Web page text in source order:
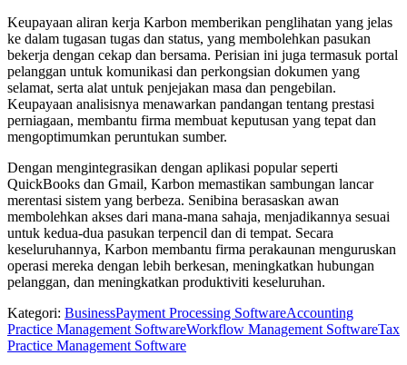
Keupayaan aliran kerja Karbon memberikan penglihatan yang jelas
ke dalam tugasan tugas dan status, yang membolehkan pasukan
bekerja dengan cekap dan bersama. Perisian ini juga termasuk portal
pelanggan untuk komunikasi dan perkongsian dokumen yang
selamat, serta alat untuk penjejakan masa dan pengebilan.
Keupayaan analisisnya menawarkan pandangan tentang prestasi
perniagaan, membantu firma membuat keputusan yang tepat dan
mengoptimumkan peruntukan sumber.
Dengan mengintegrasikan dengan aplikasi popular seperti
QuickBooks dan Gmail, Karbon memastikan sambungan lancar
merentasi sistem yang berbeza. Senibina berasaskan awan
membolehkan akses dari mana-mana sahaja, menjadikannya sesuai
untuk kedua-dua pasukan terpencil dan di tempat. Secara
keseluruhannya, Karbon membantu firma perakaunan menguruskan
operasi mereka dengan lebih berkesan, meningkatkan hubungan
pelanggan, dan meningkatkan produktiviti keseluruhan.
Kategori: BusinessPayment Processing SoftwareAccounting
Practice Management SoftwareWorkflow Management SoftwareTax
Practice Management Software